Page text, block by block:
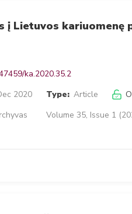
į Lietuvos kariuomenę
ka.2020.35.2
2020 Type: Article
Volume 35, Issue 1